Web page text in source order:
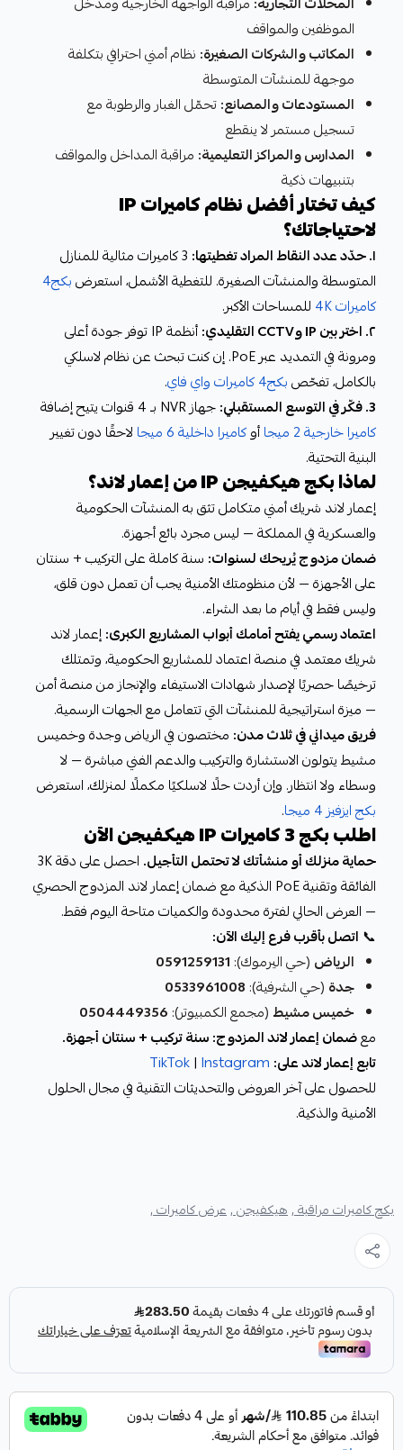
الموظفين والمواقف
المكاتب والشركات الصغيرة: نظام أمني احترافي بتكلفة
موجهة للمنشآت المتوسطة
المستودعات والمصانع:تحمّل الغبار والرطوبة مع
تسجيل مستمر لا ينقطع
المدارس والمراكز التعليمية: مراقبة المداخل والمواقف
بتنبيهات ذكية
كيف تختار أفضل نظام كاميرات IP
لاحتياجاتك؟
١. حدّد عدد النقاط المراد تغطيتها:
3 كاميرات مثالية للمنازل
المتوسطة والمنشآت الصغيرة. للتغطية الأشمل، استعرض
بكج4
كاميرات 4K
للمساحات الأكبر.
٢. اختر بين IP وCCTV التقليدي:
أنظمة IP توفر جودة أعلى
ومرونة في التمديد عبر PoE. إن كنت تبحث عن نظام لاسلكي
بالكامل، تفحّصبكج4 كاميرات واي فاي
.
3. فكّر في التوسع المستقبلي:
جهاز NVR بـ 4 قنوات يتيح إضافة
كاميرا خارجية 2 ميجا
أوكاميرا داخلية 6 ميجا
لاحقًا دون تغيير
البنية التحتية.
لماذا بكج هيكفيجن IP من إعمار لاند؟
إعمار لاند شريك أمني متكامل تثق به المنشآت الحكومية
والعسكرية في المملكة — ليس مجرد بائع أجهزة.
ضمان مزدوج يُريحك لسنوات: سنة كاملة على التركيب + سنتان
على الأجهزة — لأن منظومتك الأمنية يجب أن تعمل دون قلق،
وليس فقط في أيام ما بعد الشراء.
اعتماد رسمي يفتح أمامك أبواب المشاريع الكبرى:إعمار لاند
شريك معتمد في منصة اعتماد للمشاريع الحكومية، وتمتلك
ترخيصًا حصريًا لإصدار شهادات الاستيفاء والإنجاز من منصة أمن
— ميزة استراتيجية للمنشآت التي تتعامل مع الجهات الرسمية.
فريق ميداني في ثلاث مدن: مختصون في الرياض وجدة وخميس
مشيط يتولون الاستشارة والتركيب والدعم الفني مباشرة — لا
وسطاء ولا انتظار. وإن أردت حلًا لاسلكيًا مكملًا لمنزلك، استعرض
بكج ايزفيز 4 ميجا
.
اطلب بكج 3 كاميرات IP هيكفيجن الآن
حماية منزلك أو منشأتك لا تحتمل التأجيل.
احصل على دقة 3K
الفائقة وتقنية PoE الذكية مع ضمان إعمار لاند المزدوج الحصري
— العرض الحالي لفترة محدودة والكميات متاحة اليوم فقط.
📞 اتصل بأقرب فرع إليك الآن:
الرياض (حي اليرموك): 0591259131
جدة (حي الشرفية): 0533961008
خميس مشيط (مجمع الكمبيوتر): 0504449356
معضمان إعمار لاند المزدوج: سنة تركيب + سنتان أجهزة.
تابع إعمار لاند على:
TikTok| Instagram
للحصول على آخر العروض والتحديثات التقنية في مجال الحلول
الأمنية والذكية.
بكج كاميرات مراقبة ,هيكفيجن ,عرض كاميرات ,